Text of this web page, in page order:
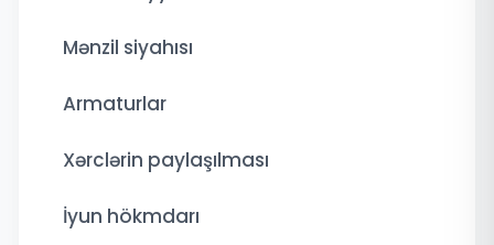
Mənzil siyahısı
Armaturlar
Xərclərin paylaşılması
İyun hökmdarı